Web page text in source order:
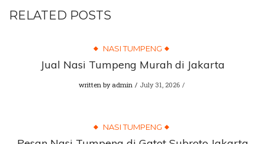
RELATED POSTS
NASI TUMPENG
Jual Nasi Tumpeng Murah di Jakarta
written by admin July 31, 2026
NASI TUMPENG